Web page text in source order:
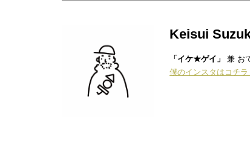
Keisui
「イケ★ゲイ」
兼 お
僕のインスタはコチラ